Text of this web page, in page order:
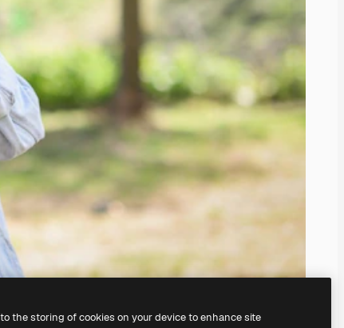
the storing of cookies on your device to enhance site